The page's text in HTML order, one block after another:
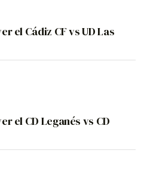
el Cádiz CF vs UD Las
el CD Leganés vs CD